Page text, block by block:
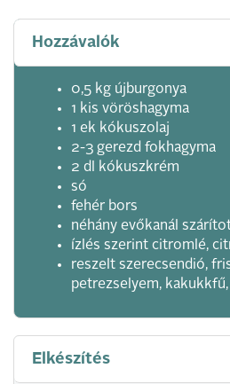
Hozzávalók
0,5 kg újburgonya
1 kis vöröshagyma
1 ek kókuszolaj
2-3 gerezd fokhagyma
2 dl kókuszkrém
só
fehér bors
néhány evőkanál
ízlés szerint citromlé,
reszelt szerecsendió,
petrezselyem,
Elkészítés